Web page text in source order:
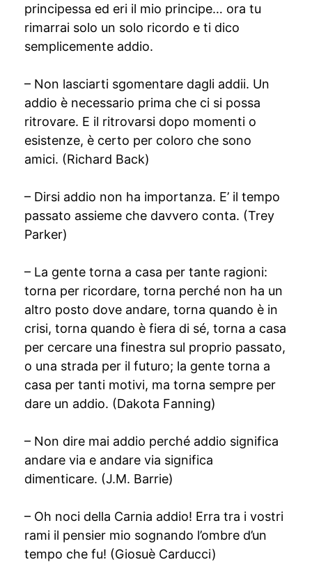
principessa ed eri il mio principe… ora tu
rimarrai solo un solo ricordo e ti dico
semplicemente addio.
– Non lasciarti sgomentare dagli addii. Un
addio è necessario prima che ci si possa
ritrovare. E il ritrovarsi dopo momenti o
esistenze, è certo per coloro che sono
amici. (Richard Back)
– Dirsi addio non ha importanza. E’ il tempo
passato assieme che davvero conta. (Trey
Parker)
– La gente torna a casa per tante ragioni:
torna per ricordare, torna perché non ha un
altro posto dove andare, torna quando è in
crisi, torna quando è fiera di sé, torna a casa
per cercare una finestra sul proprio passato,
o una strada per il futuro; la gente torna a
casa per tanti motivi, ma torna sempre per
dare un addio. (Dakota Fanning)
– Non dire mai addio perché addio significa
andare via e andare via significa
dimenticare. (J.M. Barrie)
– Oh noci della Carnia addio! Erra tra i vostri
rami il pensier mio sognando l’ombre d’un
tempo che fu! (Giosuè Carducci)